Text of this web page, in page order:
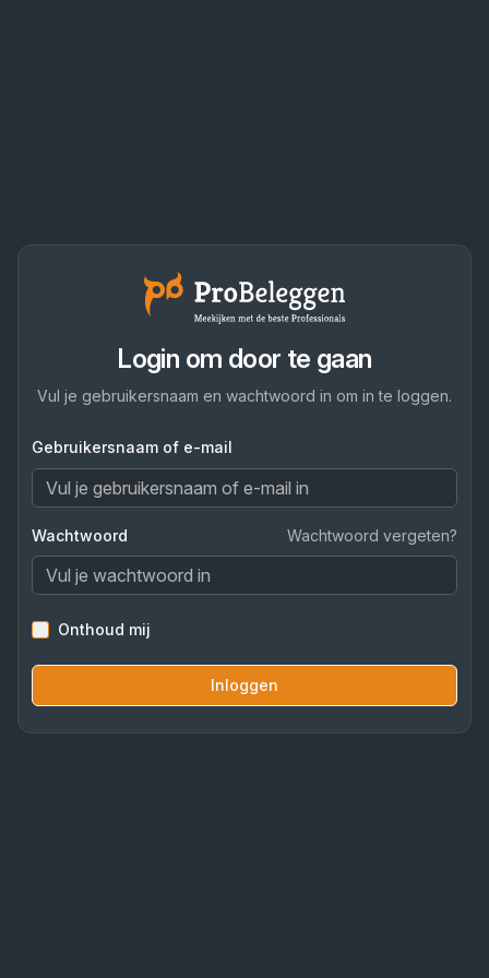
Login om door te gaan
Vul je gebruikersnaam en wachtwoord in om in te loggen.
Gebruikersnaam of e-mail
Wachtwoord Wachtwoord vergeten?
Onthoud mij
Inloggen